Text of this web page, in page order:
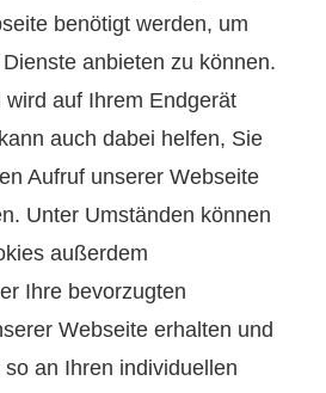
benötigt werden, um
anbieten zu können.
wird auf Ihrem Endgerät
auch dabei helfen, Sie
Aufruf unserer Webseite
Unter Umständen können
außerdem
Ihre bevorzugten
Webseite erhalten und
an Ihren individuellen